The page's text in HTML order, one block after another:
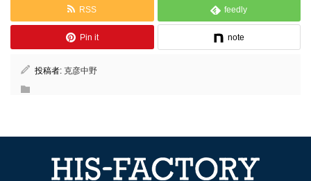
RSS feedly
Pin it note
投稿者: 克彦中野